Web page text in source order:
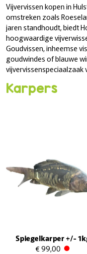
Vijvervissen kopen in
omstreken zoals
jaren standhoudt, biedt
hoogwaardige
Goudvissen, inheemse
goudwindes of blauwe
vijvervissenspeciaalzaak
Karpers
Spiegelkarper +/-
€ 99,00